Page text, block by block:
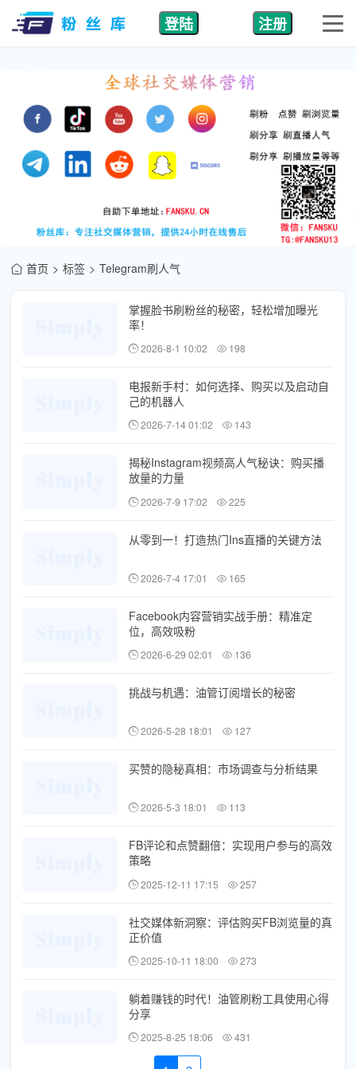
登陆 注册
首页 标签 Telegram刷人气
掌握脸书刷粉丝的秘密，轻松增加曝光
率！
2026-8-1 10:02 198
电报新手村：如何选择、购买以及启动自
己的机器人
2026-7-14 01:02 143
揭秘Instagram视频高人气秘诀：购买播
放量的力量
2026-7-9 17:02 225
从零到一！打造热门Ins直播的关键方法
2026-7-4 17:01 165
Facebook内容营销实战手册：精准定
位，高效吸粉
2026-6-29 02:01 136
挑战与机遇：油管订阅增长的秘密
2026-5-28 18:01 127
买赞的隐秘真相：市场调查与分析结果
2026-5-3 18:01 113
FB评论和点赞翻倍：实现用户参与的高效
策略
2025-12-11 17:15 257
社交媒体新洞察：评估购买FB浏览量的真
正价值
2025-10-11 18:00 273
躺着赚钱的时代！油管刷粉工具使用心得
分享
2025-8-25 18:06 431